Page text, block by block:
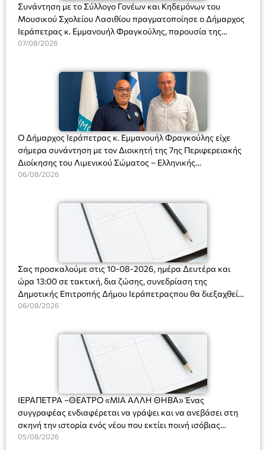
Συνάντηση με το Σύλλογο Γονέων και Κηδεμόνων του
Μουσικού Σχολείου Λασιθίου πραγματοποίησε ο Δήμαρχος
Ιεράπετρας κ. Εμμανουήλ Φραγκούλης, παρουσία της
Διευθύντριας του σχολείου κας Μαριάννας Χαΐτα.
07/08/2026
Ο Δήμαρχος Ιεράπετρας κ. Εμμανουήλ Φραγκούλης είχε
σήμερα συνάντηση με τον Διοικητή της 7ης Περιφερειακής
Διοίκησης του Λιμενικού Σώματος – Ελληνικής
Ακτοφυλακής (Λ.Σ.-ΕΛ.ΑΚΤ.), Αρχιπλοίαρχο Λ.Σ. κ. Ιωάννη
06/08/2026
Σας προσκαλούμε στις 10-08-2026, ημέρα Δευτέρα και
ώρα 13:00 σε τακτική, δια ζώσης, συνεδρίαση της
Δημοτικής Επιτροπής Δήμου Ιεράπετραςπου θα διεξαχθεί
στο Δημοτικό Κατάστημα, Δημοκρατίας 31 στην αίθουσα
και λήψη αποφάσεων στα παρακάτω θέματα:
06/08/2026
ΙΕΡΑΠΕΤΡΑ –ΘΕΑΤΡΟ «ΜΙΑ ΑΛΛΗ ΘΗΒΑ» Ένας
συγγραφέας ενδιαφέρεται να γράψει και να ανεβάσει στη
σκηνή την ιστορία ενός νέου που εκτίει ποινή ισόβιας
κάθειρξης για πατροκτονία. Ένα πολυβραβευμένο έργο για
05/08/2026